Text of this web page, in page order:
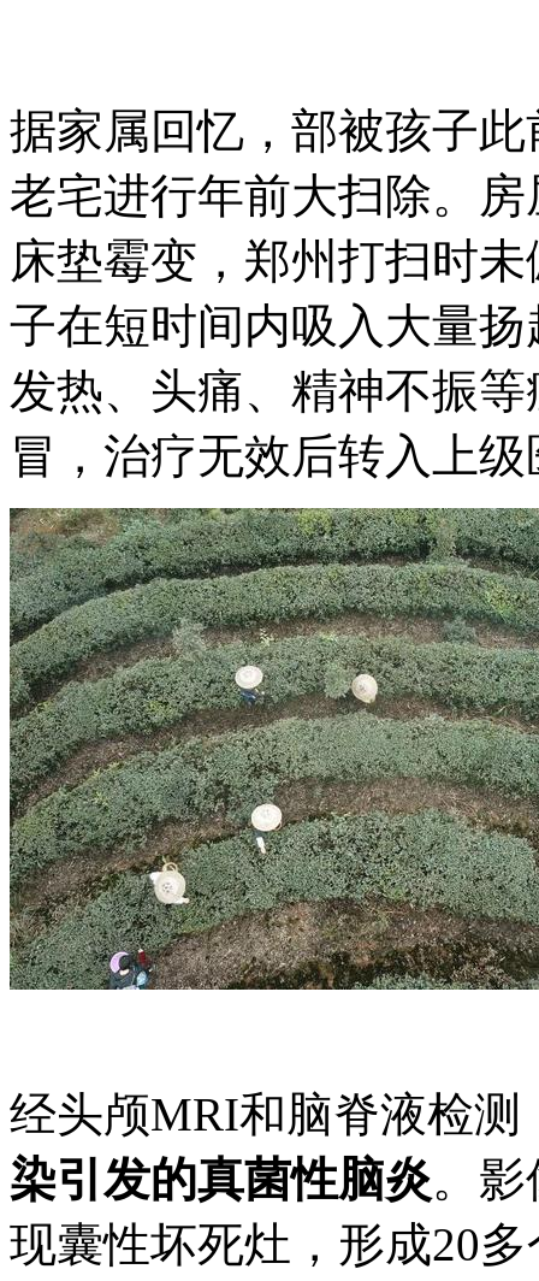
据家属回忆，部被孩子此
老宅进行年前大扫除。
床垫霉变，郑州打扫时
子在短时间内吸入大量
发热、头痛、精神不振
冒，治疗无效后转入上
经头颅MRI和脑脊液检测
染引发的真菌性脑炎。
现囊性坏死灶，形成20